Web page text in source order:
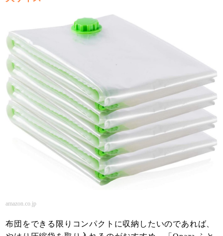
amazon.co.jp
布団をできる限りコンパクトに収納したいのであれば、